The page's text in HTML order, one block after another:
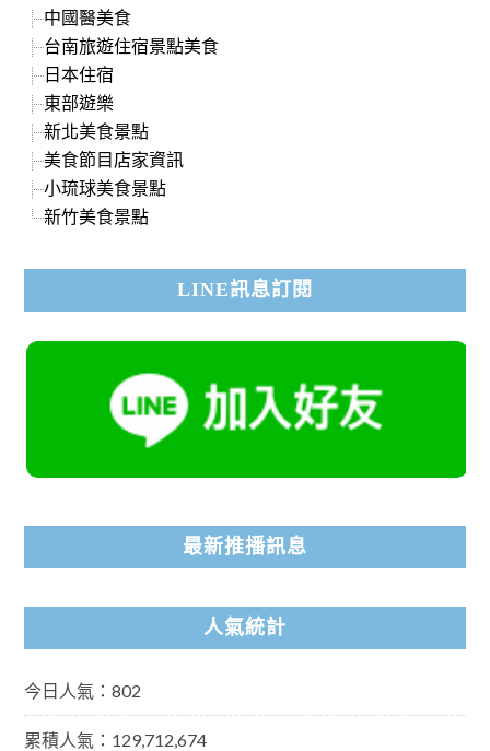
中國醫美食
台南旅遊住宿景點美食
日本住宿
東部遊樂
新北美食景點
美食節目店家資訊
小琉球美食景點
新竹美食景點
LINE訊息訂閱
最新推播訊息
人氣統計
今日人氣：802
累積人氣：129,712,674